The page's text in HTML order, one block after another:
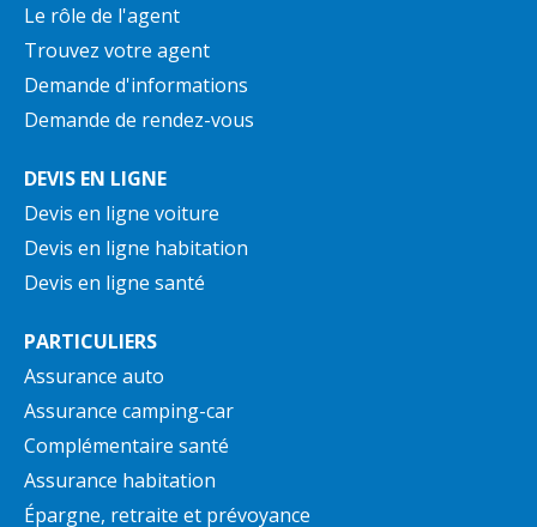
Le rôle de l'agent
Trouvez votre agent
Demande d'informations
Demande de rendez-vous
DEVIS EN LIGNE
Devis en ligne voiture
Devis en ligne habitation
Devis en ligne santé
PARTICULIERS
Assurance auto
Assurance camping-car
Complémentaire santé
Assurance habitation
Épargne, retraite et prévoyance